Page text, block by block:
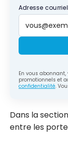
Adresse courriel
En vous
promotionnels et
confidentialité.
Dans la
entre les